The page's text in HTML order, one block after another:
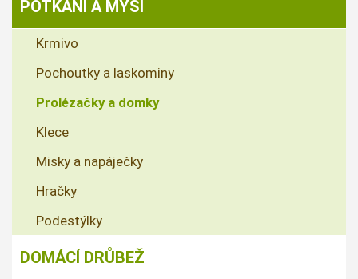
POTKANI A MYŠI
Krmivo
Pochoutky a laskominy
Prolézačky a domky
Klece
Misky a napáječky
Hračky
Podestýlky
DOMÁCÍ DRŮBEŽ